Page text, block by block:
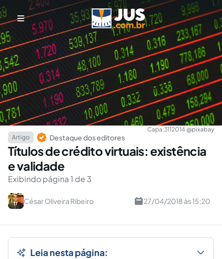
Capa:3112014 @pixabay
Artigo
Destaque dos editores
Títulos de crédito virtuais: existência
e validade
Exibindo página 1 de 3
César Oliveira Ribeiro 27/04/2018 às 15:20
Leia nesta página: